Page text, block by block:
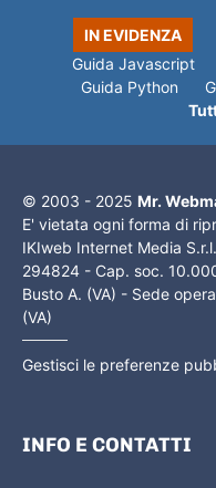
IN EVIDENZA
Guida Javascript
Guida Python
© 2003 - 2025 Mr.
E' vietata ogni forma di
IKIweb Internet Media
294824 - Cap. soc.
Busto A. (VA) - Sede
(VA)
Gestisci le preferenze
INFO E CONTATTI